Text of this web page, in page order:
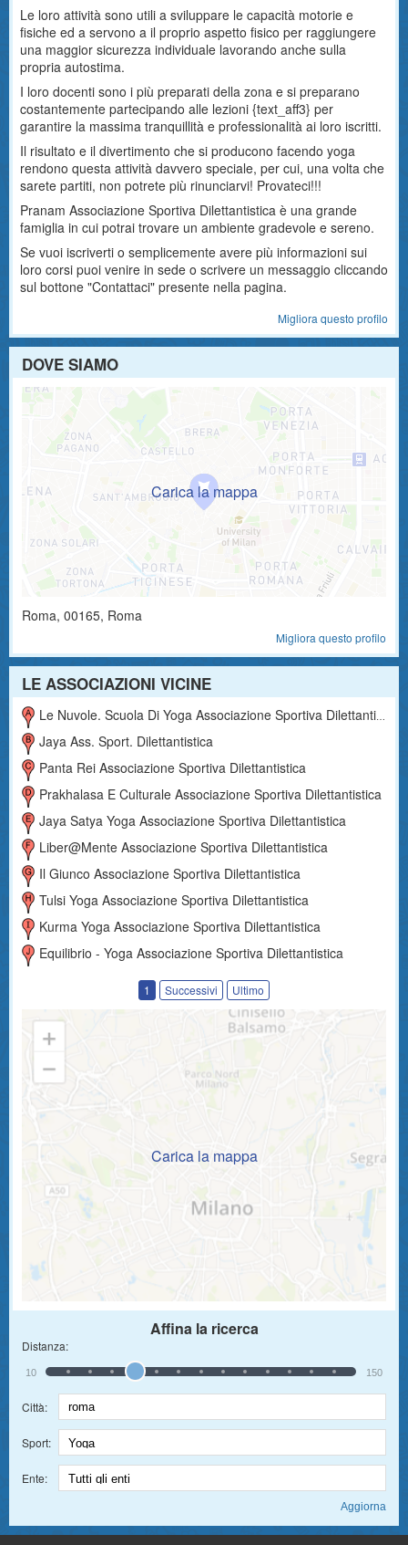
Le loro attività sono utili a sviluppare le capacità motorie e
fisiche ed a servono a il proprio aspetto fisico per raggiungere
una maggior sicurezza individuale lavorando anche sulla
propria autostima.
I loro docenti sono i più preparati della zona e si preparano
costantemente partecipando alle lezioni {text_aff3} per
garantire la massima tranquillità e professionalità ai loro iscritti.
Il risultato e il divertimento che si producono facendo yoga
rendono questa attività davvero speciale, per cui, una volta che
sarete partiti, non potrete più rinunciarvi! Provateci!!!
Pranam Associazione Sportiva Dilettantistica è una grande
famiglia in cui potrai trovare un ambiente gradevole e sereno.
Se vuoi iscriverti o semplicemente avere più informazioni sui
loro corsi puoi venire in sede o scrivere un messaggio cliccando
sul bottone "Contattaci" presente nella pagina.
Migliora questo profilo
DOVE SIAMO
Roma, 00165, Roma
Migliora questo profilo
LE ASSOCIAZIONI VICINE
Le Nuvole. Scuola Di Yoga Associazione Sportiva Dilettantistica
Jaya Ass. Sport. Dilettantistica
Panta Rei Associazione Sportiva Dilettantistica
Prakhalasa E Culturale Associazione Sportiva Dilettantistica
Jaya Satya Yoga Associazione Sportiva Dilettantistica
Liber@mente Associazione Sportiva Dilettantistica
Il Giunco Associazione Sportiva Dilettantistica
Tulsi Yoga Associazione Sportiva Dilettantistica
Kurma Yoga Associazione Sportiva Dilettantistica
Equilibrio - Yoga Associazione Sportiva Dilettantistica
1 Successivi Ultimo
Carica la mappa
Affina la ricerca
Distanza:
10 150
Città:
Sport:
Ente: